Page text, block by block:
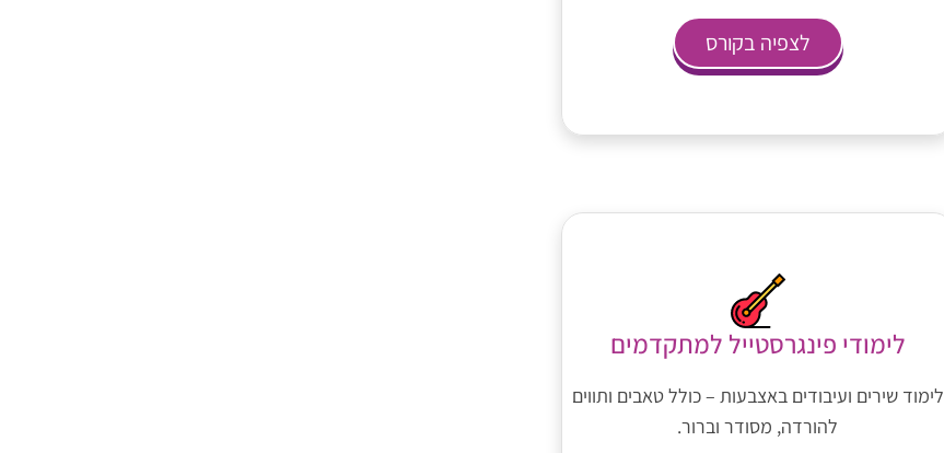
לצפיה בקורס
לימודי פינגרסטייל למתקדמים
לימוד שירים ועיבודים באצבעות – כולל טאבים ותווים
להורדה, מסודר וברור.